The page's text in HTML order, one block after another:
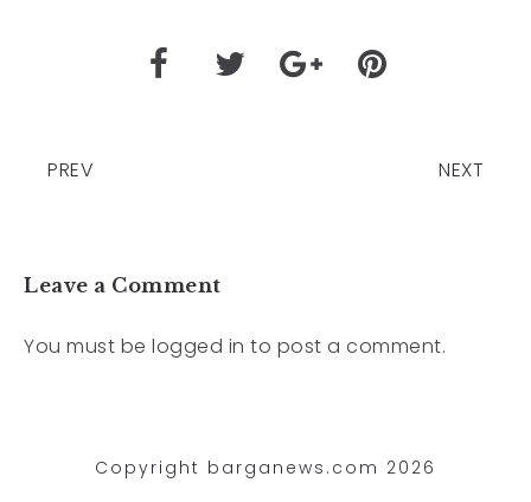
PREV NEXT
Leave a Comment
You must be logged in to post a comment.
Copyright barganews.com 2026